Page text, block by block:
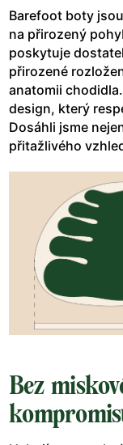
Barefoot boty
na přirozený
poskytuje
přirozené
anatomii
design, který
Dosáhli jsme
přitažlivého
Bez